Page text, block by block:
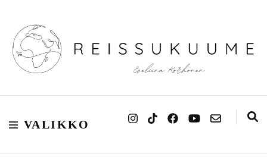
Reissukuume
VALIKKO